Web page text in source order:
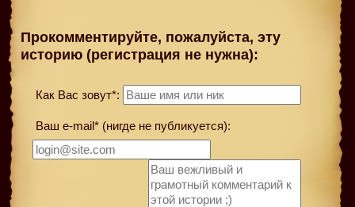
Прокомментируйте, пожалуйста, эту
историю (регистрация не нужна):
Как Вас зовут*:
Ваш e-mail* (нигде не публикуется):